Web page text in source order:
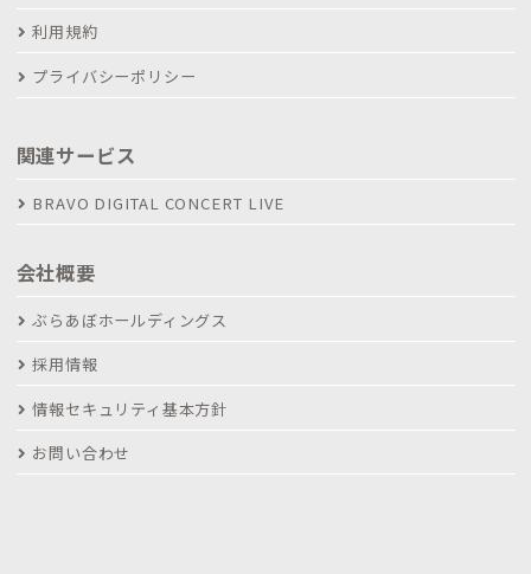
利用規約
プライバシーポリシー
関連サービス
BRAVO DIGITAL CONCERT LIVE
会社概要
ぶらあぼホールディングス
採用情報
情報セキュリティ基本方針
お問い合わせ